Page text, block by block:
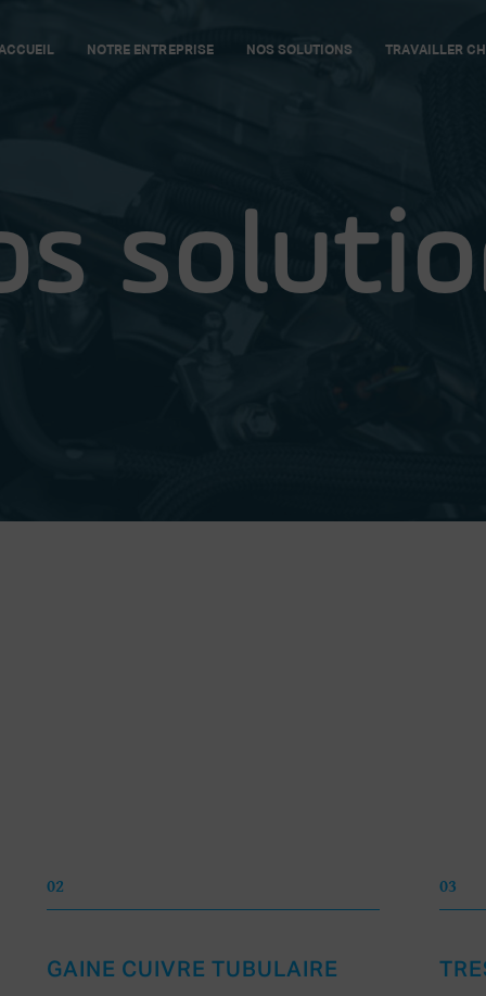
NOTRE ENTREPRISE NOS SOLUTIONS TRAVAILLER
02
GAINE CUIVRE TUBULAIRE
03